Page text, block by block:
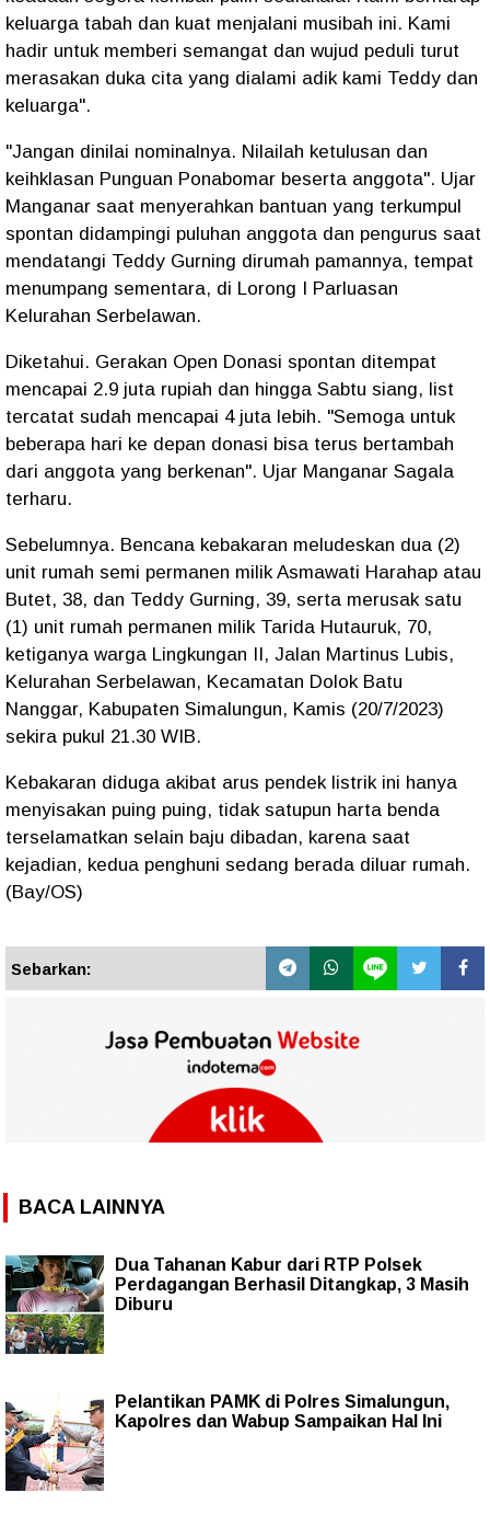
keluarga tabah dan kuat menjalani musibah ini. Kami
hadir untuk memberi semangat dan wujud peduli turut
merasakan duka cita yang dialami adik kami Teddy dan
keluarga".
"Jangan dinilai nominalnya. Nilailah ketulusan dan
keihklasan Punguan Ponabomar beserta anggota". Ujar
Manganar saat menyerahkan bantuan yang terkumpul
spontan didampingi puluhan anggota dan pengurus saat
mendatangi Teddy Gurning dirumah pamannya, tempat
menumpang sementara, di Lorong I Parluasan
Kelurahan Serbelawan.
Diketahui. Gerakan Open Donasi spontan ditempat
mencapai 2.9 juta rupiah dan hingga Sabtu siang, list
tercatat sudah mencapai 4 juta lebih. "Semoga untuk
beberapa hari ke depan donasi bisa terus bertambah
dari anggota yang berkenan". Ujar Manganar Sagala
terharu.
Sebelumnya. Bencana kebakaran meludeskan dua (2)
unit rumah semi permanen milik Asmawati Harahap atau
Butet, 38, dan Teddy Gurning, 39, serta merusak satu
(1) unit rumah permanen milik Tarida Hutauruk, 70,
ketiganya warga Lingkungan II, Jalan Martinus Lubis,
Kelurahan Serbelawan, Kecamatan Dolok Batu
Nanggar, Kabupaten Simalungun, Kamis (20/7/2023)
sekira pukul 21.30 WIB.
Kebakaran diduga akibat arus pendek listrik ini hanya
menyisakan puing puing, tidak satupun harta benda
terselamatkan selain baju dibadan, karena saat
kejadian, kedua penghuni sedang berada diluar rumah.
(Bay/OS)
Sebarkan:
BACA LAINNYA
Dua Tahanan Kabur dari RTP Polsek
Perdagangan Berhasil Ditangkap, 3 Masih
Diburu
Pelantikan PAMK di Polres Simalungun,
Kapolres dan Wabup Sampaikan Hal Ini